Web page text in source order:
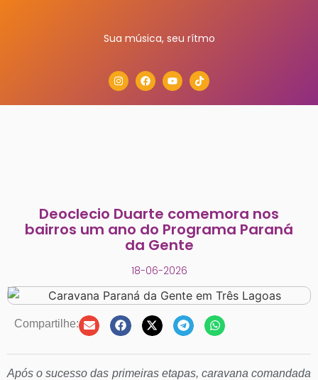
Sua música, seu rítmo
Deoclecio Duarte comemora nos
bairros um ano do Programa Paraná
da Gente
18-06-2026
Compartilhe:
Após o sucesso das primeiras etapas, caravana comandada